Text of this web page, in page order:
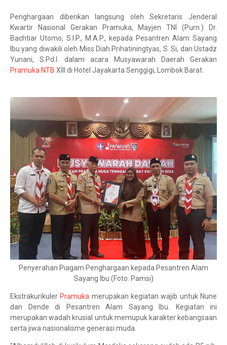
Penghargaan diberikan langsung oleh Sekretaris Jenderal
Kwartir Nasional Gerakan Pramuka, Mayjen TNI (Purn.) Dr.
Bachtiar Utomo, S.I.P., M.A.P., kepada Pesantren Alam Sayang
Ibu yang diwakili oleh Miss Diah Prihatiningtyas, S. Si, dan Ustadz
Yunani, S.Pd.I. dalam acara Musyawarah Daerah Gerakan
Pramuka NTB XIII di Hotel Jayakarta Senggigi, Lombok Barat.
Penyerahan Piagam Penghargaan kepada Pesantren Alam
Sayang Ibu (Foto: Pamsi)
Ekstrakurikuler Pramuka merupakan kegiatan wajib untuk Nune
dan Dende di Pesantren Alam Sayang Ibu. Kegiatan ini
merupakan wadah krusial untuk memupuk karakter kebangsaan
serta jiwa nasionalisme generasi muda.